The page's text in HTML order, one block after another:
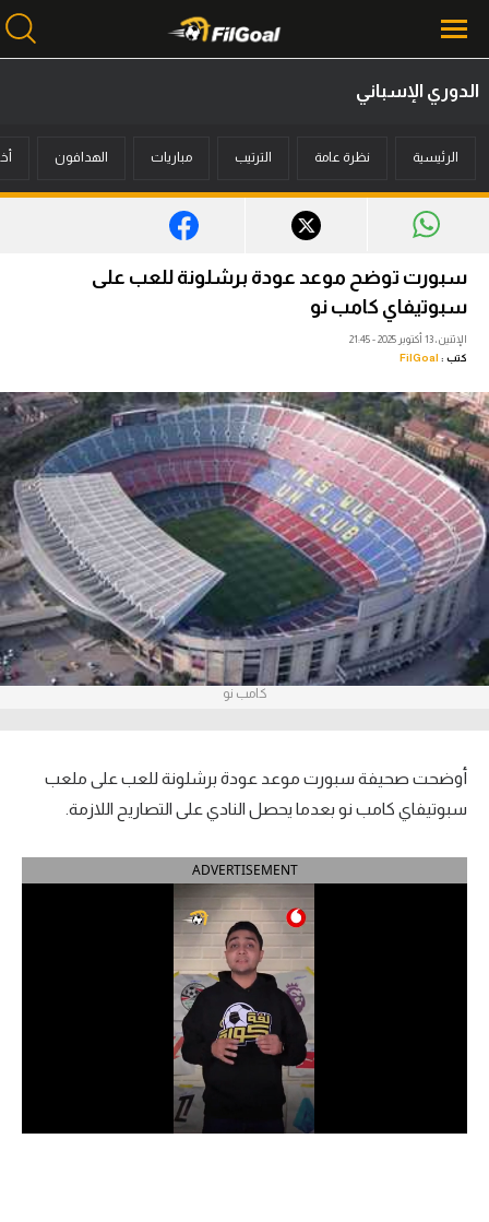
أخبار
ميركاتو
فانتازي في الجول
مسابقة التوقعات
فيديوهات
عدسات
آراء حرة
ركن الألعاب
بطولات
أمريكا 2026
الدوري الإنجليزي الممتاز
الدوري الإسباني
الدوري السعودي للمحترفين
الدوري الإسباني
الرئيسية نظرة عامة الترتيب مباريات الهدافون
سبورت توضح موعد عودة برشلونة للعب على
سبوتيفاي كامب نو
الإثنين، 13 أكتوبر 2025 - 21:45
كتب : FilGoal
كامب نو
أوضحت صحيفة سبورت موعد عودة برشلونة للعب على ملعب
سبوتيفاي كامب نو بعدما يحصل النادي على التصاريح اللازمة.
ADVERTISEMENT